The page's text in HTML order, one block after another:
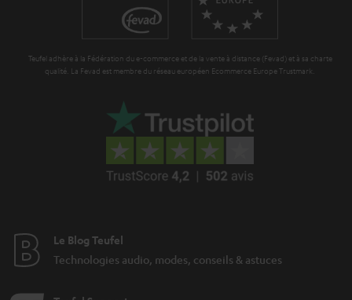
i
Teufel adhère à la Fédération du e-commerce et de la vente à distance (Fevad) et à sa charte
qualité. La Fevad est membre du réseau européen Ecommerce Europe Trustmark.
Le Blog Teufel
Technologies audio, modes, conseils & astuces